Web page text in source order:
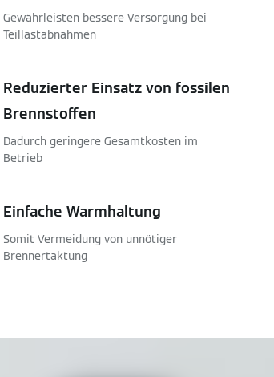
Gewährleisten bessere Versorgung bei
Teillastabnahmen
Reduzierter Einsatz von fossilen
Brennstoffen
Dadurch geringere Gesamtkosten im
Betrieb
Einfache Warmhaltung
Somit Vermeidung von unnötiger
Brennertaktung